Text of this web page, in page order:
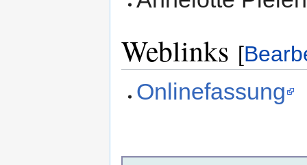
Weblinks [
Onlinefassung